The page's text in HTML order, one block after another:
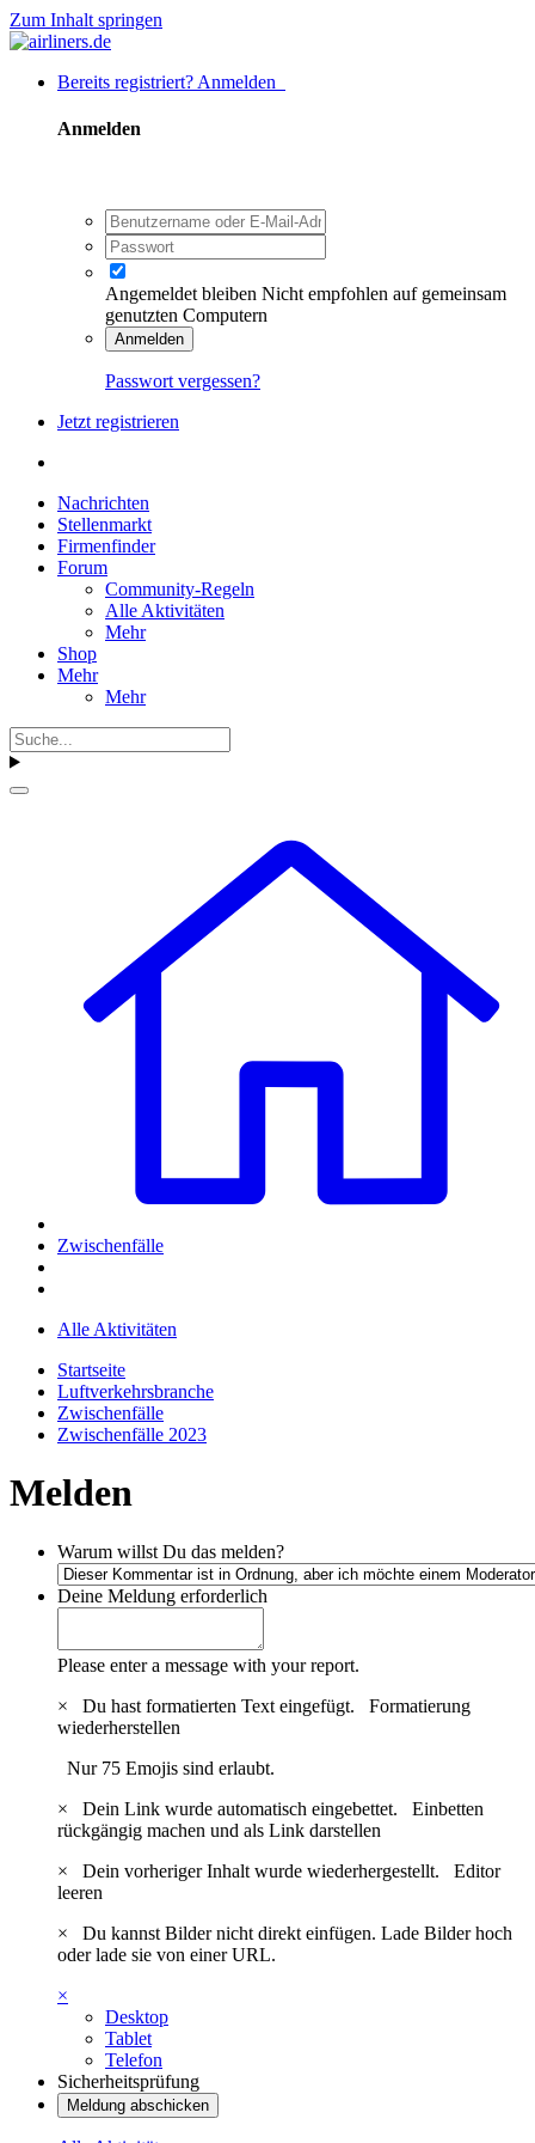
Zum Inhalt springen
Bereits registriert? Anmelden
Anmelden
Angemeldet bleiben Nicht empfohlen auf gemeinsam
genutzten Computern
Anmelden
Passwort vergessen?
Jetzt registrieren
Nachrichten
Stellenmarkt
Firmenfinder
Forum
Community-Regeln
Alle Aktivitäten
Mehr
Shop
Mehr
Mehr
Zwischenfälle
Alle Aktivitäten
Startseite
Luftverkehrsbranche
Zwischenfälle
Zwischenfälle 2023
Melden
Warum willst Du das melden?
Deine Meldung erforderlich
Please enter a message with your report.
×
Du hast formatierten Text eingefügt. Formatierung
wiederherstellen
Nur 75 Emojis sind erlaubt.
×
Dein Link wurde automatisch eingebettet. Einbetten
rückgängig machen und als Link darstellen
×
Dein vorheriger Inhalt wurde wiederhergestellt. Editor
leeren
×
Du kannst Bilder nicht direkt einfügen. Lade Bilder hoch
oder lade sie von einer URL.
×
Desktop
Tablet
Telefon
Sicherheitsprüfung
Meldung abschicken